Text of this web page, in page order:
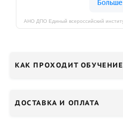
КАК ПРОХОДИТ ОБУЧЕНИЕ
ДОСТАВКА И ОПЛАТА